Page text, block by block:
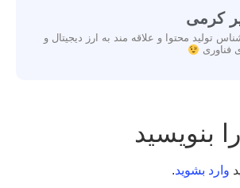
کرمی
تولید محتوا و علاقه مند به ارز دیجیتال و
فناوری
بنویسید
وارد بشوید.